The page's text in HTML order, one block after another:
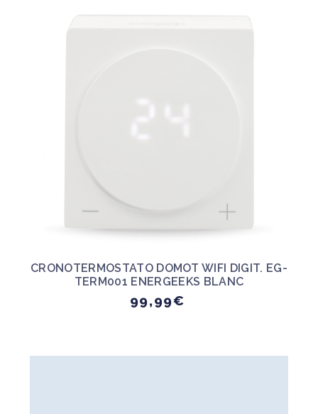
CRONOTERMOSTATO DOMOT WIFI DIGIT. EG-
TERM001 ENERGEEKS BLANC
99,99€